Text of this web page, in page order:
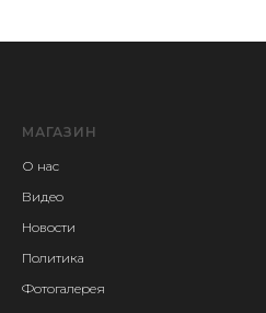
МАГАЗИН
О нас
Видео
Новости
Политика
Фотогалерея